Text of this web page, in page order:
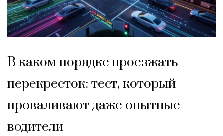
В каком порядке проезжать
перекресток: тест, который
проваливают даже опытные
водители